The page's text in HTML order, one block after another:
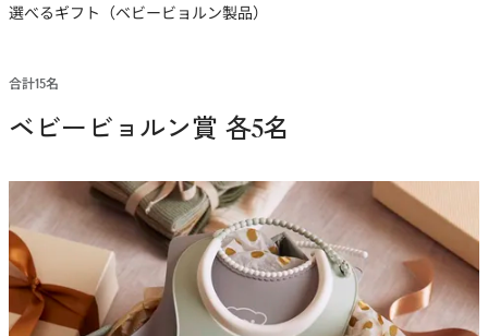
選べるギフト（ベビービョルン製品）
合計15名
ベビービョルン賞 各5名